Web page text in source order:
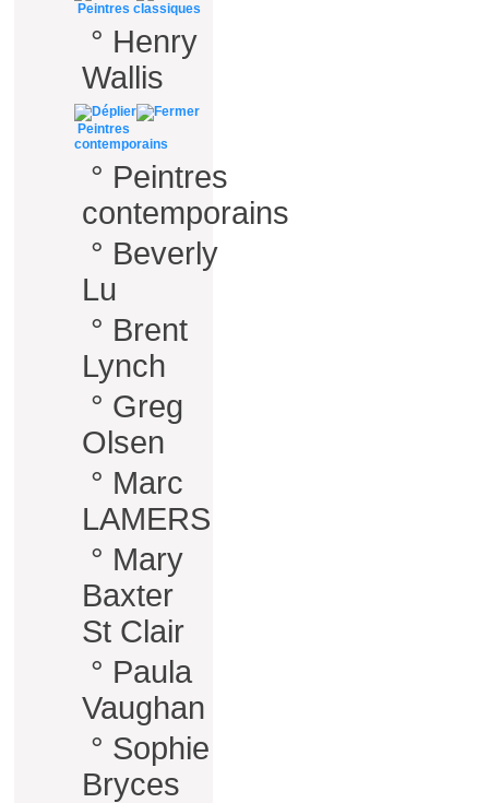
Peintres classiques
° Henry
Wallis
Peintres
contemporains
° Peintres
contemporains
° Beverly
Lu
° Brent
Lynch
° Greg
Olsen
° Marc
LAMERS
° Mary
Baxter
St Clair
° Paula
Vaughan
° Sophie
Bryces